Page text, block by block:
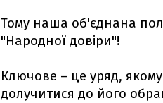
Тому наша об'єднана
"Народної довіри"!
Ключове – це уряд,
долучитися до його